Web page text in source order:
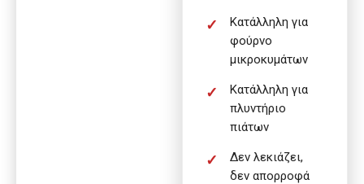
Κατάλληλη για
φούρνο
μικροκυμάτων
Κατάλληλη για
πλυντήριο
πιάτων
Δεν λεκιάζει,
δεν απορροφά